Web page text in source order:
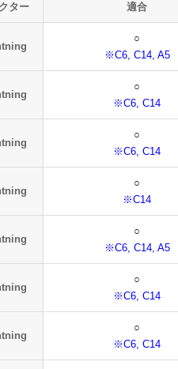
ター 適合
○
※C6, C14, A5
○
※C6, C14
○
※C6, C14
○
※C14
○
※C6, C14, A5
○
※C6, C14
○
※C6, C14